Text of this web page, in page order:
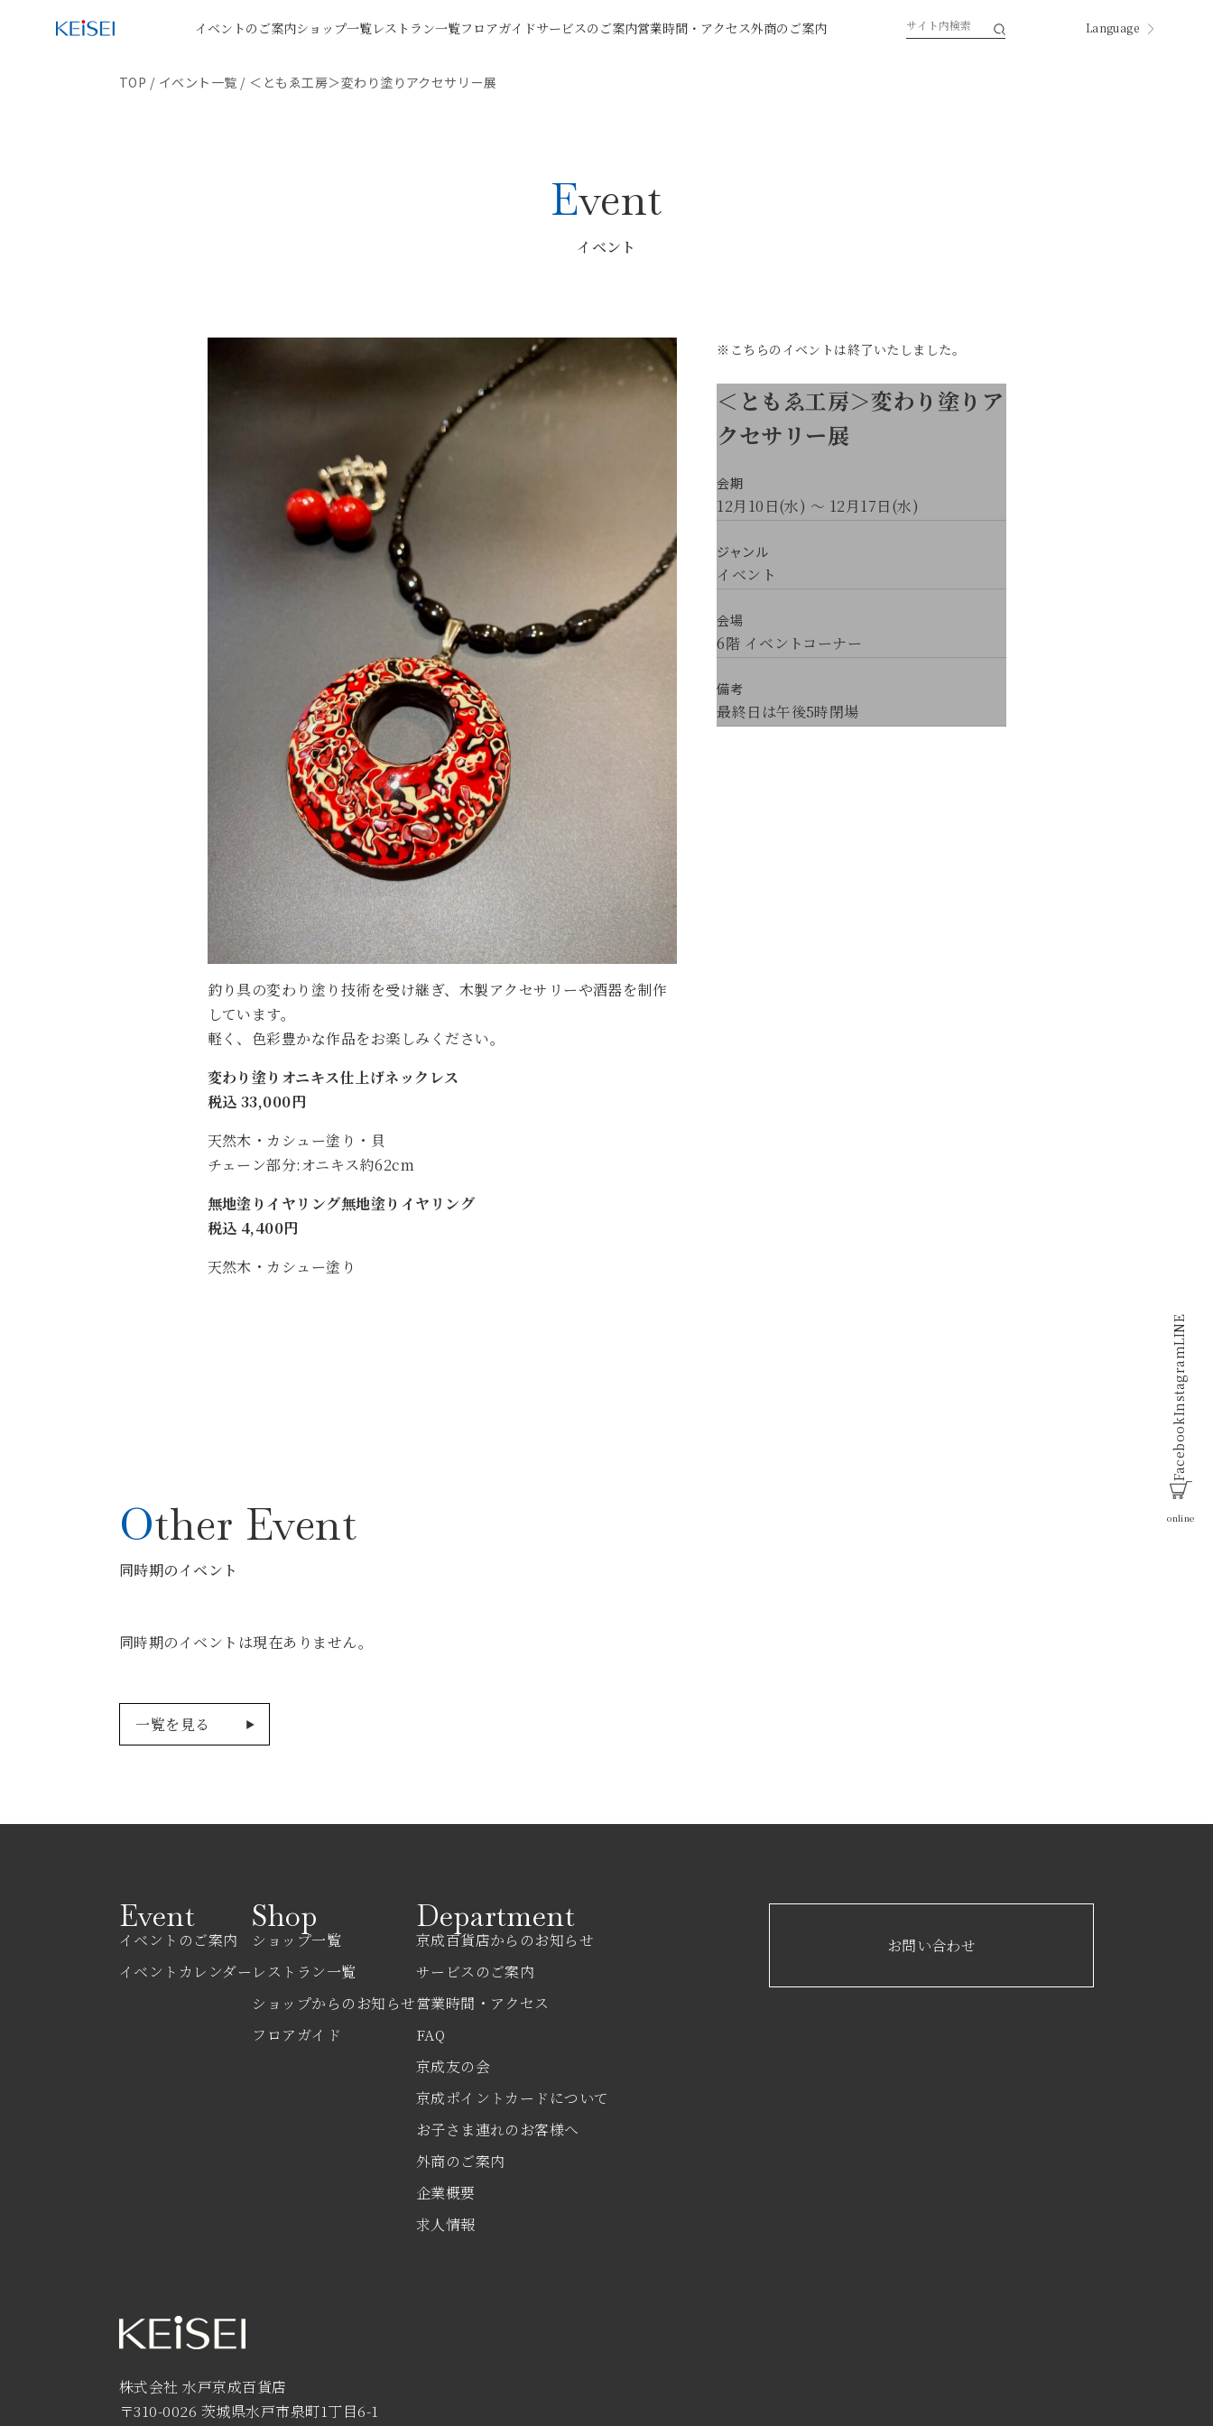
イベントのご案内ショップ一覧レストラン一覧フロアガイドサービスのご案内営業時間・アクセス外商のご案内 Language
LINE
Instagram
Facebook
online
TOP / イベント一覧 / ＜ともゑ工房＞変わり塗りアクセサリー展
Event
イベント
釣り具の変わり塗り技術を受け継ぎ、木製アクセサリーや酒器を制作
しています。
軽く、色彩豊かな作品をお楽しみください。
変わり塗りオニキス仕上げネックレス
税込 33,000円
天然木・カシュー塗り・貝
チェーン部分:オニキス約62cm
無地塗りイヤリング無地塗りイヤリング
税込 4,400円
天然木・カシュー塗り
※こちらのイベントは終了いたしました。
＜ともゑ工房＞変わり塗りア
クセサリー展
会期
12月10日(水) ～ 12月17日(水)
ジャンル
イベント
会場
6階 イベントコーナー
備考
最終日は午後5時閉場
Other Event
同時期のイベント
同時期のイベントは現在ありません。
一覧を見る
Event
イベントのご案内
イベントカレンダー
Shop
ショップ一覧
レストラン一覧
ショップからのお知らせ
フロアガイド
Department
京成百貨店からのお知らせ
サービスのご案内
営業時間・アクセス
FAQ
京成友の会
京成ポイントカードについて
お子さま連れのお客様へ
外商のご案内
企業概要
求人情報
お問い合わせ
株式会社 水戸京成百貨店
〒310-0026 茨城県水戸市泉町1丁目6-1